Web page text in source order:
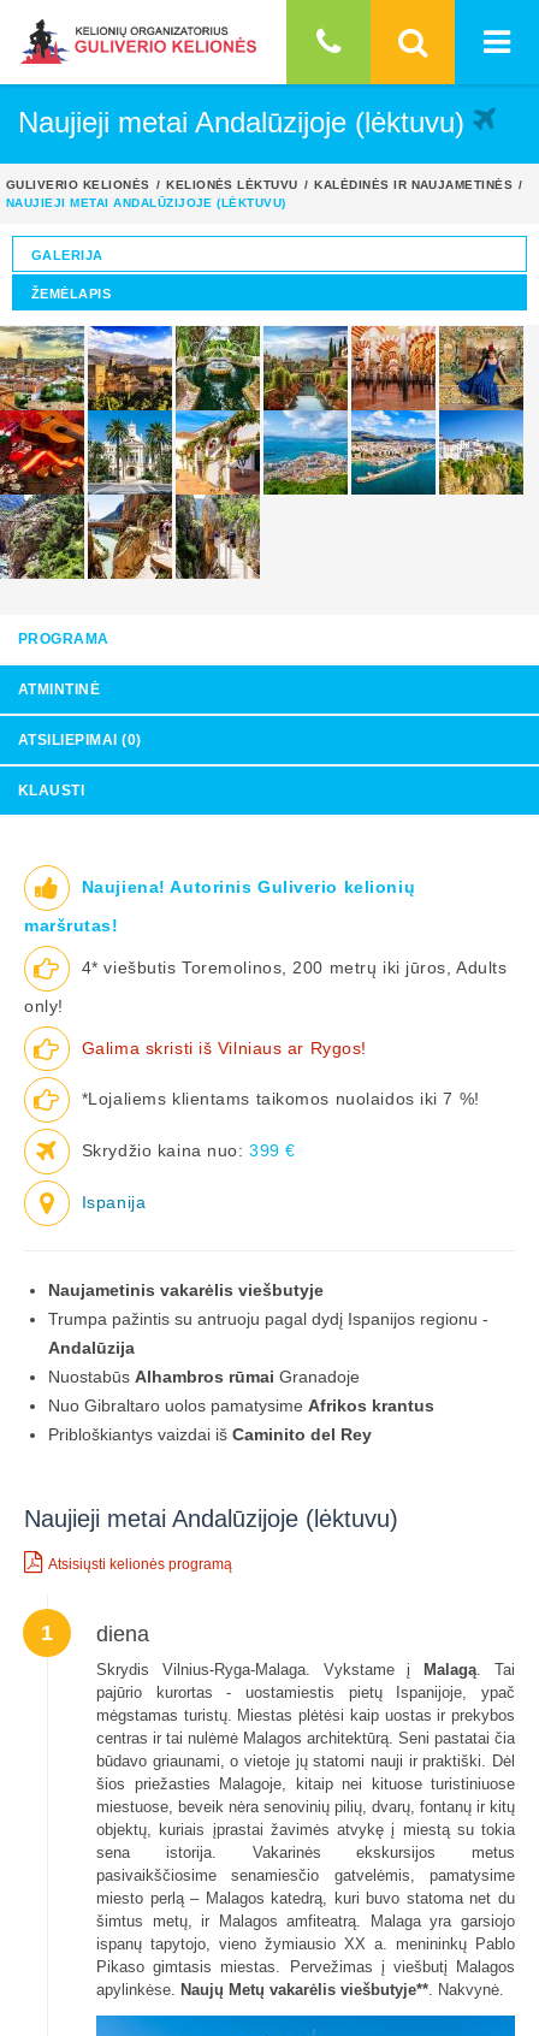
Naujieji metai Andalūzijoje (lėktuvu)
GULIVERIO KELIONĖS KELIONĖS LĖKTUVU
KALĖDINĖS IR NAUJAMETINĖS
NAUJIEJI METAI ANDALŪZIJOJE (LĖKTUVU)
GALERIJA
ŽEMĖLAPIS
PROGRAMA
ATMINTINĖ
ATSILIEPIMAI (0)
KLAUSTI
Naujiena! Autorinis Guliverio kelionių
maršrutas!
4* viešbutis Toremolinos, 200 metrų iki jūros, Adults
only!
Galima skristi iš Vilniaus ar Rygos!
*Lojaliems klientams taikomos nuolaidos iki 7 %!
Skrydžio kaina nuo: 399 €
Ispanija
Naujametinis vakarėlis viešbutyje
Trumpa pažintis su antruoju pagal dydį Ispanijos regionu -
Andalūzija
Nuostabūs Alhambros rūmai Granadoje
Nuo Gibraltaro uolos pamatysime Afrikos krantus
Pribloškiantys vaizdai iš Caminito del Rey
Naujieji metai Andalūzijoje (lėktuvu)
Atsisiųsti kelionės programą
1 diena
Skrydis Vilnius-Ryga-Malaga. Vykstame į Malagą . Tai
pajūrio kurortas - uostamiestis pietų Ispanijoje, ypač
mėgstamas turistų. Miestas plėtėsi kaip uostas ir prekybos
centras ir tai nulėmė Malagos architektūrą. Seni pastatai čia
būdavo griaunami, o vietoje jų statomi nauji ir praktiški. Dėl
šios priežasties Malagoje, kitaip nei kituose turistiniuose
miestuose, beveik nėra senovinių pilių, dvarų, fontanų ir kitų
objektų, kuriais įprastai žavimės atvykę į miestą su tokia
sena istorija. Vakarinės ekskursijos metus
pasivaikščiosime senamiesčio gatvelėmis, pamatysime
miesto perlą – Malagos katedrą, kuri buvo statoma net du
šimtus metų, ir Malagos amfiteatrą. Malaga yra garsiojo
ispanų tapytojo, vieno žymiausio XX a. menininkų Pablo
Pikaso gimtasis miestas. Pervežimas į viešbutį Malagos
apylinkėse. Naujų Metų vakarėlis viešbutyje** . Nakvynė.